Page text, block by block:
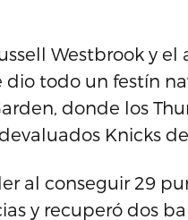
Westbrook y el
dio todo un festín
donde los
Knicks
al conseguir 29
y recuperó dos